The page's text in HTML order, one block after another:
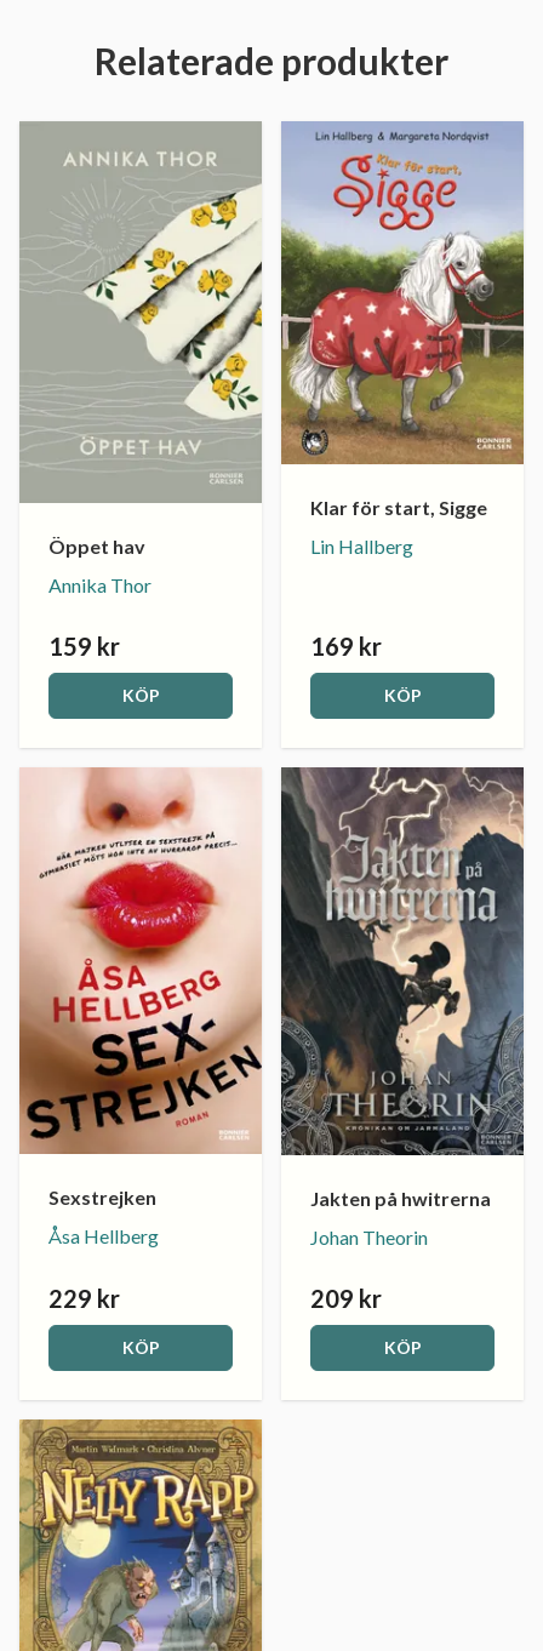
Relaterade produkter
Öppet hav
Annika Thor
159 kr
KÖP
Klar för start, Sigge
Lin Hallberg
169 kr
KÖP
Sexstrejken
Åsa Hellberg
229 kr
KÖP
Jakten på hwitrerna
Johan Theorin
209 kr
KÖP